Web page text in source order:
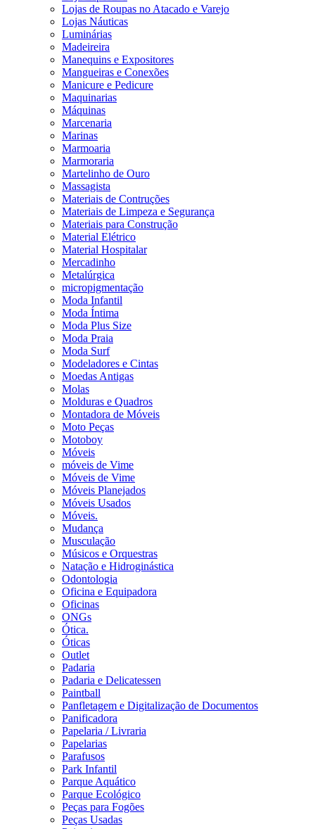
Lojas de Roupas no Atacado e Varejo
Lojas Náuticas
Luminárias
Madeireira
Manequins e Expositores
Mangueiras e Conexões
Manicure e Pedicure
Maquinarias
Máquinas
Marcenaria
Marinas
Marmoaria
Marmoraria
Martelinho de Ouro
Massagista
Materiais de Contruções
Materiais de Limpeza e Segurança
Materiais para Construção
Material Elétrico
Material Hospitalar
Mercadinho
Metalúrgica
micropigmentação
Moda Infantil
Moda Íntima
Moda Plus Size
Moda Praia
Moda Surf
Modeladores e Cintas
Moedas Antigas
Molas
Molduras e Quadros
Montadora de Móveis
Moto Peças
Motoboy
Móveis
móveis de Vime
Móveis de Vime
Móveis Planejados
Móveis Usados
Móveis.
Mudança
Musculação
Músicos e Orquestras
Natação e Hidroginástica
Odontologia
Oficina e Equipadora
Oficinas
ONGs
Ótica.
Óticas
Outlet
Padaria
Padaria e Delicatessen
Paintball
Panfletagem e Digitalização de Documentos
Panificadora
Papelaria / Livraria
Papelarias
Parafusos
Park Infantil
Parque Aquático
Parque Ecológico
Peças para Fogões
Peças Usadas